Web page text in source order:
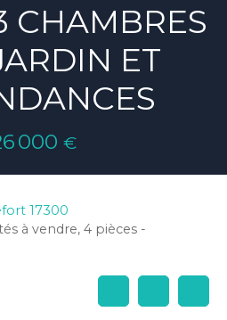
CHAMBRES
ET
000 €
17300
à vendre, 4 pièces -